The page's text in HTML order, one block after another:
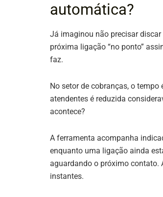
automática?
Já imaginou não precisar discar
próxima ligação “no ponto”
faz.
No setor de cobranças, o
atendentes é reduzida
acontece?
A ferramenta acompanha
enquanto uma ligação ainda
aguardando o próximo contato.
instantes.